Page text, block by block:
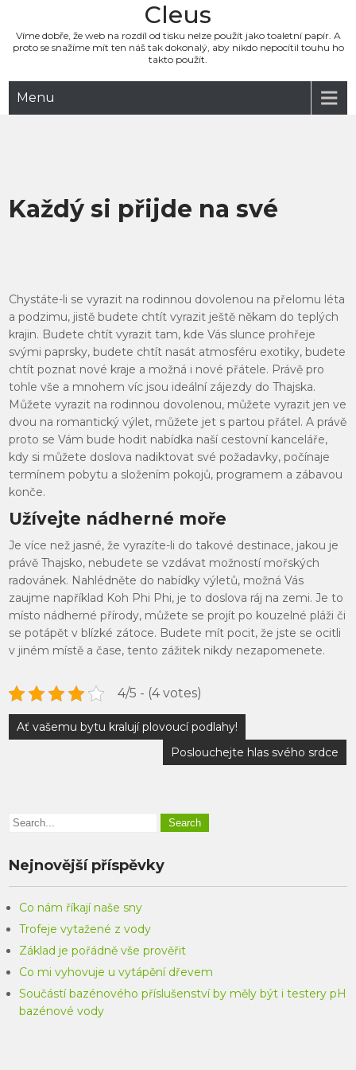
Cleus
Víme dobře, že web na rozdíl od tisku nelze použít jako toaletní papír. A
proto se snažíme mít ten náš tak dokonalý, aby nikdo nepocítil touhu ho
takto použít.
Menu
Každý si přijde na své
Chystáte-li se vyrazit na rodinnou dovolenou na přelomu léta
a podzimu, jistě budete chtít vyrazit ještě někam do teplých
krajin. Budete chtít vyrazit tam, kde Vás slunce prohřeje
svými paprsky, budete chtít nasát atmosféru exotiky, budete
chtít poznat nové kraje a možná i nové přátele. Právě pro
tohle vše a mnohem víc jsou ideální zájezdy do Thajska.
Můžete vyrazit na rodinnou dovolenou, můžete vyrazit jen ve
dvou na romantický výlet, můžete jet s partou přátel. A právě
proto se Vám bude hodit nabídka naší cestovní kanceláře,
kdy si můžete doslova nadiktovat své požadavky, počínaje
termínem pobytu a složením pokojů, programem a zábavou
konče.
Užívejte nádherné moře
Je více než jasné, že vyrazíte-li do takové destinace, jakou je
právě Thajsko, nebudete se vzdávat možností mořských
radovánek. Nahlédněte do nabídky výletů, možná Vás
zaujme například Koh Phi Phi, je to doslova ráj na zemi. Je to
místo nádherné přírody, můžete se projít po kouzelné pláži či
se potápět v blízké zátoce. Budete mít pocit, že jste se ocitli
v jiném místě a čase, tento zážitek nikdy nezapomenete.
4/5 - (4 votes)
Navigace
pro
Ať vašemu bytu kralují plovoucí podlahy!
Poslouchejte hlas svého srdce
Nejnovější příspěvky
Co nám říkají naše sny
Trofeje vytažené z vody
Základ je pořádně vše prověřit
Co mi vyhovuje u vytápění dřevem
Součástí bazénového příslušenství by měly být i testery pH
bazénové vody